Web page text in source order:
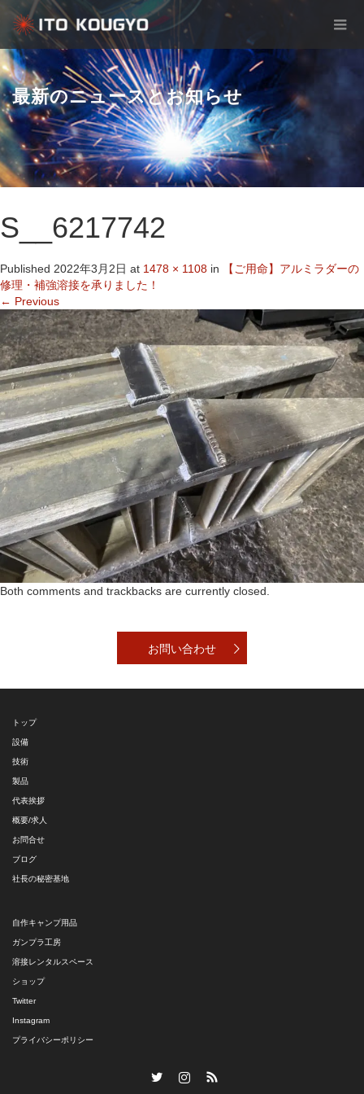
最新のニュースとお知らせ
S__6217742
Published 2022年3月2日 at 1478 × 1108 in
【ご用命】アルミラダーの
修理・補強溶接を承りました！
← Previous
Both comments and trackbacks are currently closed.
お問い合わせ
トップ
設備
技術
製品
代表挨拶
概要/求人
お問合せ
ブログ
社長の秘密基地
自作キャンプ用品
ガンプラ工房
溶接レンタルスペース
ショップ
Twitter
Instagram
プライバシーポリシー